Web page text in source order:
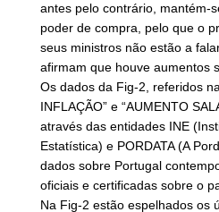
antes pelo contrário, mantém-
poder de compra, pelo que o
seus ministros não estão a
afirmam que houve aumentos
Os dados da Fig-2, referidos
INFLAÇÃO” e “AUMENTO
através das entidades INE
Estatística) e PORDATA (A
dados sobre Portugal
oficiais e certificadas sobre o
Na Fig-2 estão espelhados os